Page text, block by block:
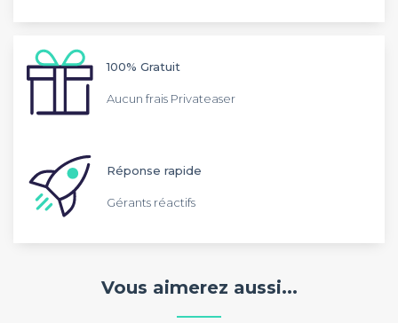
100% Gratuit
Aucun frais Privateaser
Réponse rapide
Gérants réactifs
Vous aimerez aussi...